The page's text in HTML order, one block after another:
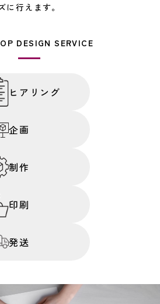
に行えます。
DESIGN SERVICE
ヒアリング
企画
制作
印刷
発送